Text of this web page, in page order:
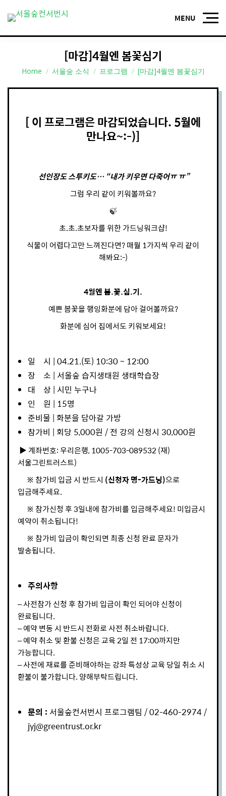
[마감]4월엔 봄꽃심기
You are here:
Home 서울숲 소식 프로그램 [마감]4월엔 봄꽃심기
[ 이 프로그램은 마감되었습니다. 5월에
만나요~:-)]
선인장도 스투키도… “내가 키우면 다죽어ㅠ ㅠ”
그럼 우리 같이 키워볼까요?
🍃
초.초.초보자를 위한 가드닝워크샵!
식물이 어렵다고만 느껴진다면? 매월 1가지씩 우리 같이
해봐요:-)
4월엔 봄.꽃.심.기.
예쁜 봄꽃을 행잉화분에 담아 걸어볼까요?
화분에 심어 집에서도 키워보세요!
일 시 | 04.21.(토) 10:30 ~ 12:00
장 소 | 서울숲 습지생태원 생태학습장
대 상 | 시민 누구나
인 원 | 15명
준비물 | 화분을 담아갈 가방
참가비 | 회당 5,000원 / 전 강의 신청시 30,000원
▶ 계좌번호:우리은행, 1005-703-089532 (재)
서울그린트러스트)
※ 참가비 입금 시 반드시 (신청자 명-가드닝)으로
입금해주세요.
※ 참가신청 후3일내에 참가비를 입금해주세요! 미입금시
예약이 취소됩니다!
※ 참가비 입금이 확인되면 최종 신청 완료 문자가
발송됩니다.
주의사항
– 사전참가 신청 후 참가비 입금이 확인 되어야 신청이
완료됩니다.
– 예약 변동 시 반드시 전화로 사전 취소바랍니다.
– 예약 취소 및 환불 신청은 교육 2일 전 17:00까지만
가능합니다.
– 사전에 재료를 준비해야하는 강좌 특성상 교육 당일 취소 시
환불이 불가합니다. 양해부탁드립니다.
문의 : 서울숲컨서번시 프로그램팀 / 02-460-2974 /
jyj@greentrust.or.kr